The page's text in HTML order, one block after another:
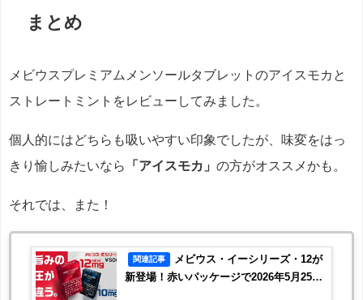
まとめ
メビウスプレミアムメンソールタブレットのアイスモカと
ストレートミントをレビューしてみました。
個人的にはどちらも吸いやすい印象でしたが、味変をはっ
きり愉しみたいなら
「アイスモカ」 の方がオススメかも。
それでは、また！
関連記事
メビウス・イーシリーズ・12が
新登場！赤いパッケージで2026年5月25日